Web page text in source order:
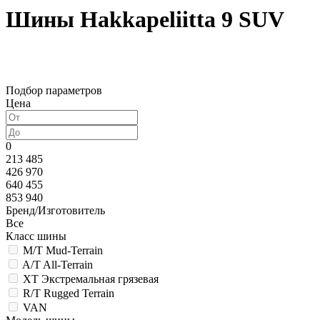
Шины Hakkapeliitta 9 SUV
Подбор параметров
Цена
0
213 485
426 970
640 455
853 940
Бренд/Изготовитель
Все
Класс шины
M/T Mud-Terrain
A/T All-Terrain
XT Экстремальная грязевая
R/T Rugged Terrain
VAN